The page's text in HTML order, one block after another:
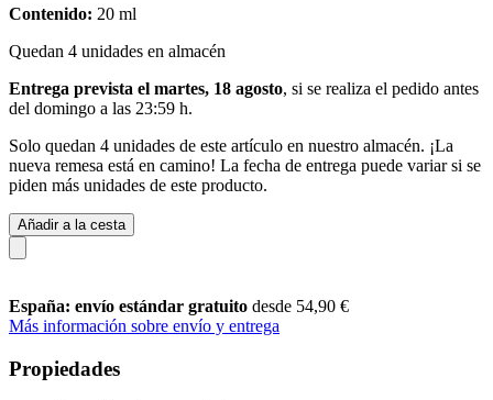
Contenido: 20 ml
Quedan 4 unidades en almacén
Entrega prevista el martes, 18 agosto, si se realiza el pedido antes
del domingo a las 23:59 h.
Solo quedan 4 unidades de este artículo en nuestro almacén. ¡La
nueva remesa está en camino! La fecha de entrega puede variar si se
piden más unidades de este producto.
Añadir a la cesta
España: envío estándar gratuito desde 54,90 €
Más información sobre envío y entrega
Propiedades